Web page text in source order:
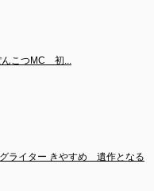
こつMC　初...
ライター きやすめ　遺作となる